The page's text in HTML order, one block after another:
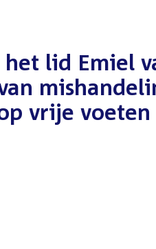
lid Emiel
vrije voeten